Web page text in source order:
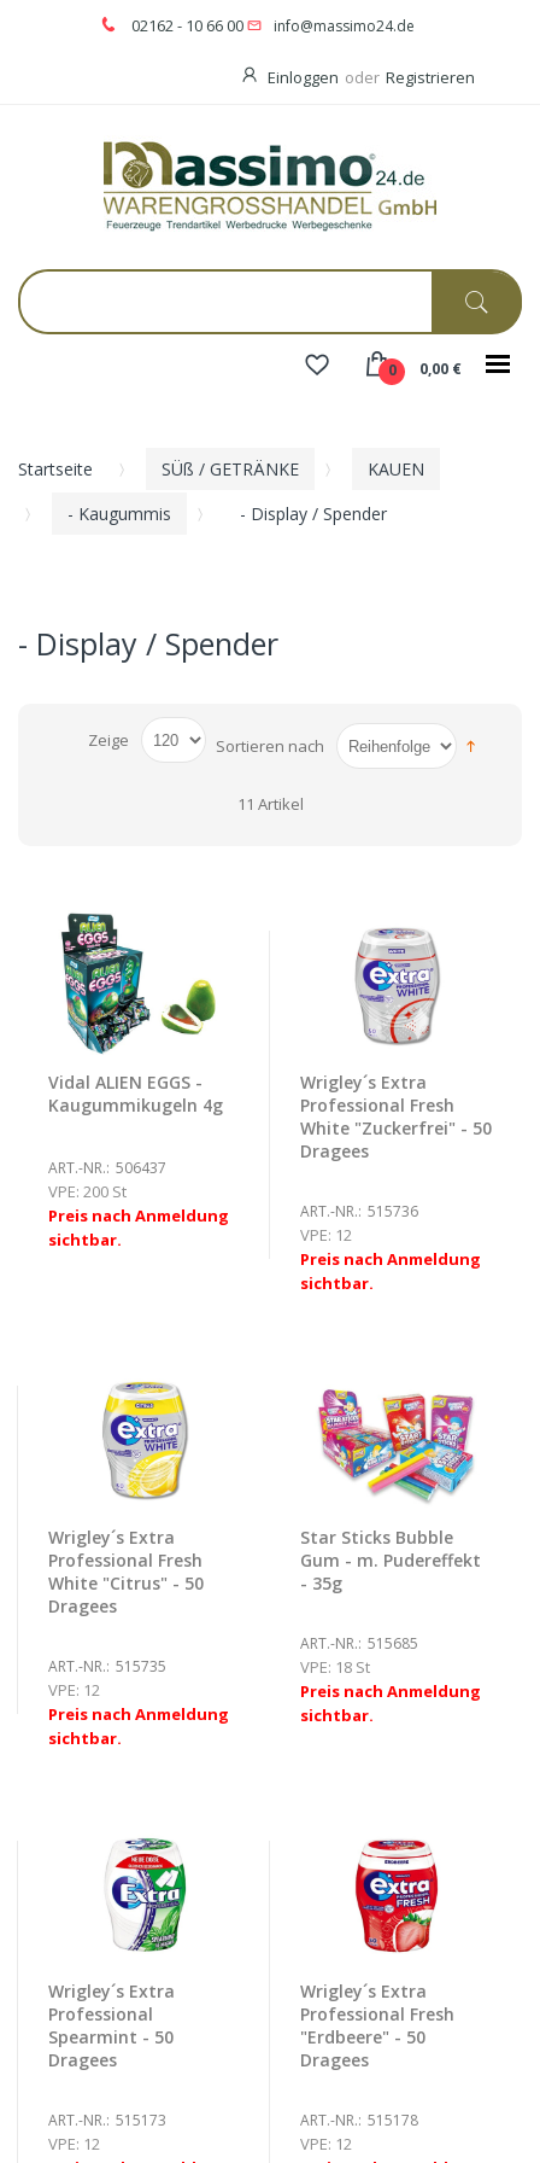
02162 - 10 66 00 info@massimo24.de
Einloggen oder Registrieren
0 0,00 €
Startseite SÜß / GETRÄNKE
KAUEN
- Kaugummis
- Display / Spender
- Display / Spender
Zeige Sortieren nach
11 Artikel
Vidal ALIEN EGGS -
Kaugummikugeln 4g
ART.-NR.: 506437
VPE: 200 St
Preis nach Anmeldung
sichtbar.
Wrigley´s Extra
Professional Fresh
White "Zuckerfrei" - 50
Dragees
ART.-NR.: 515736
VPE: 12
Preis nach Anmeldung
sichtbar.
Wrigley´s Extra
Professional Fresh
White "Citrus" - 50
Dragees
ART.-NR.: 515735
VPE: 12
Preis nach Anmeldung
sichtbar.
Star Sticks Bubble
Gum - m. Pudereffekt
- 35g
ART.-NR.: 515685
VPE: 18 St
Preis nach Anmeldung
sichtbar.
Wrigley´s Extra
Professional
Spearmint - 50
Dragees
ART.-NR.: 515173
VPE: 12
Wrigley´s Extra
Professional Fresh
"Erdbeere" - 50
Dragees
ART.-NR.: 515178
VPE: 12